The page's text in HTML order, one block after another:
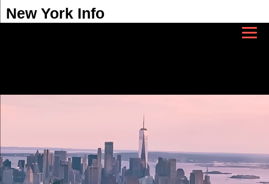
New York Info